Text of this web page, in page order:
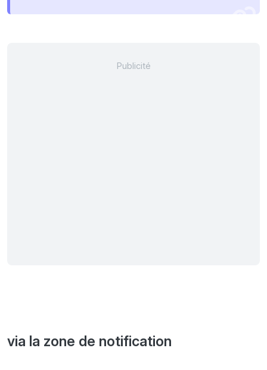
via la zone de notification